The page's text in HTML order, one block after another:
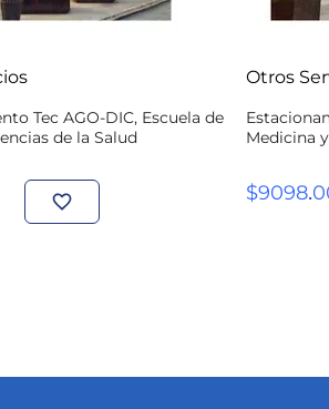
Tec AGO-DIC, Escuela de
de la Salud
Otros
Medicina
$9098.